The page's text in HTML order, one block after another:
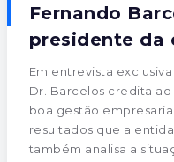
Fernando
presidente da
Em entrevista
Dr. Barcelos credita
boa gestão
resultados que a
também analisa a